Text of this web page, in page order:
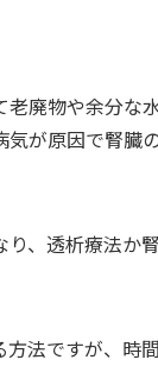
廃物や余分な
が原因で腎
、透析療法
法ですが、時